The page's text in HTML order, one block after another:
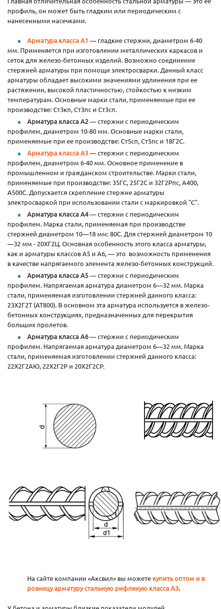
профиль, он может быть гладким или периодическим с
нанесенными насечками.
Арматура класса А1 — гладкие стержни, диаметром 6-40
мм. Применяется при изготовлении металлических каркасов и
сеток для железо-бетонных изделий. Возможно соединение
стержней арматуры при помощи электросварки. Данный класс
арматуры обладает высокими значениями удлинения при ее
растяжении, высокой пластичностью, стойкостью к низким
температурам. Основные марки стали, применяемые при ее
производстве: Ст3кп, Ст3пс и Ст3сп.
Арматура класса А2— стержни с периодическим
профилем, диаметром 10-80 мм. Основные марки стали,
применяемые при ее производстве: Ст5сп, Ст5пс и 18Г2С.
Арматура класса А3— стержни с периодическим
профилем, диаметром 6-40 мм. Основное применение в
промышленном и гражданском строительстве. Марки стали,
применяемые при производстве: 35ГС, 25Г2С и 32Г2Рпс, А400,
А500С. Допускается скрепление стержне арматуры
электросваркой при использовании стали с маркировкой "С".
Арматура класса А4— стержни с периодическим
профилем. Марка стали, применяемая при производстве
стержней диаметром 10—18 мм: 80С. Для стержней диаметром 10
—32 мм - 20ХГ2Ц. Основная особенность этого класса арматуры,
как и арматуры классов А5 и А6, — это возможность применения
в качестве напрягаемого элемента железо-бетонных конструкций.
Арматура класса А5— стержни с периодическим
профилем. Напрягаемая арматура диаметром 6—32 мм. Марка
стали, применяемая изготовлении стержней данного класса:
23Х2Г2Т (АТ800). В основном эта арматура используется в железо-
бетонных конструкциях, предназначенных для перекрытия
больших пролетов.
Арматура класса А6— стержни с периодическим
профилем. Напрягаемая арматура диаметром 6—32 мм. Марка
стали, применяемая изготовлении стержней данного класса:
22Х2Г2АЮ, 22Х2Г2Р и 20Х2Г2СР.
На сайте компании «Аксвил» вы можете купить оптом и в
розницу арматуру стальную рифленую класса А3.